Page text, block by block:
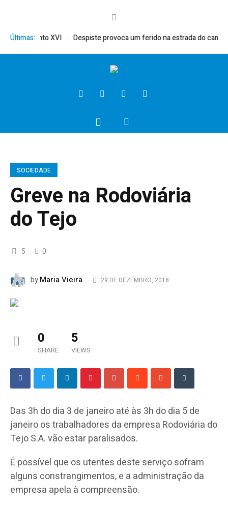
Últimas:
Bento XVI Despiste provoca um ferido na estrada do campo
SOCIEDADE
Greve na Rodoviária
do Tejo
5 0
byMaria Vieira 29 DE DEZEMBRO, 2018
0
SHARE
5
VIEWS
Das 3h do dia 3 de janeiro até às 3h do dia 5 de
janeiro os trabalhadores da empresa Rodoviária do
Tejo S.A. vão estar paralisados.
É possível que os utentes deste serviço sofram
alguns constrangimentos, e a administração da
empresa apela à compreensão.